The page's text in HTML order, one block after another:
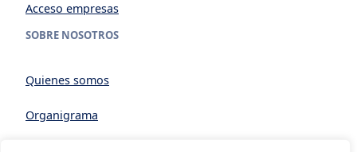
Acceso empresas
SOBRE NOSOTROS
Quienes somos
Organigrama